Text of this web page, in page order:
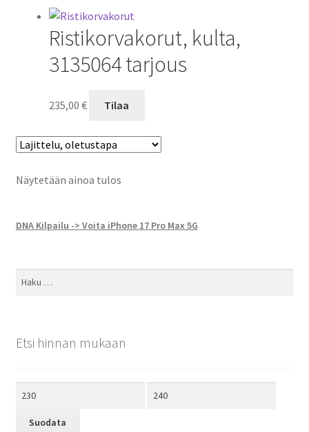
Ristikorvakorut, kulta,
3135064 tarjous
235,00 € Tilaa
Näytetään ainoa tulos
DNA Kilpailu -> Voita iPhone 17 Pro Max 5G
Haku:
Etsi hinnan mukaan
Suodata